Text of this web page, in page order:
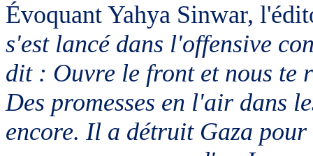
Évoquant Yahya Sinwar,
s'est lancé dans l'offensive
dit : Ouvre le front et nous te
Des promesses en l'air dans
encore. Il a détruit Gaza